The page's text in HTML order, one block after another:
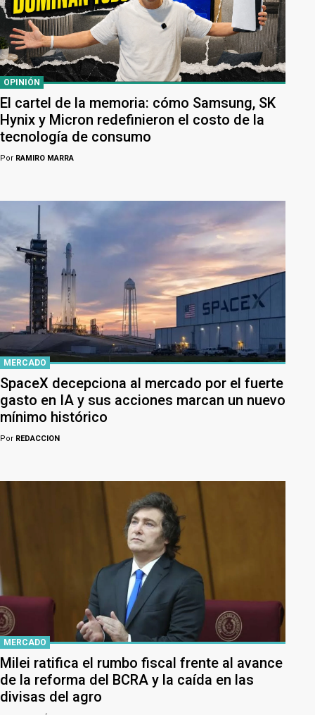
OPINIÓN
El cartel de la memoria: cómo Samsung, SK
Hynix y Micron redefinieron el costo de la
tecnología de consumo
Por RAMIRO MARRA
MERCADO
SpaceX decepciona al mercado por el fuerte
gasto en IA y sus acciones marcan un nuevo
mínimo histórico
Por REDACCION
MERCADO
Milei ratifica el rumbo fiscal frente al avance
de la reforma del BCRA y la caída en las
divisas del agro